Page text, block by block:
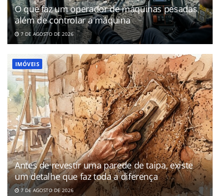
O que faz um operador de máquinas pesadas
além de controlar a máquina
7 DE AGOSTO DE 2026
IMÓVEIS
Antes de revestir uma parede de taipa, existe
um detalhe que faz toda a diferença
7 DE AGOSTO DE 2026